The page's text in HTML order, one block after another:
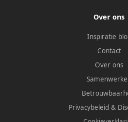
Over ons
Inspiratie
Contact
Over ons
Privacybeleid &